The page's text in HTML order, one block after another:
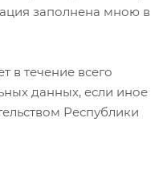
заполнена мною в
в течение всего
данных, если иное
Республики